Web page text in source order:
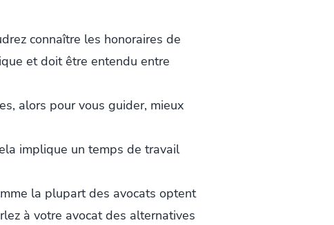
connaître les honoraires de
et doit être entendu entre
alors pour vous guider, mieux
implique un temps de travail
la plupart des avocats optent
à votre avocat des alternatives